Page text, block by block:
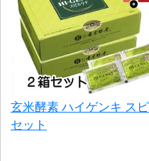
玄米酵素 ハイゲンキ ス
セット